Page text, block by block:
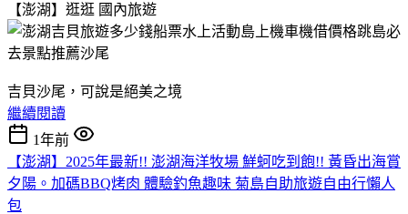
【澎湖】逛逛 國內旅遊
吉貝沙尾，可說是絕美之境
繼續閱讀
1年前
【澎湖】2025年最新!! 澎湖海洋牧場 鮮蚵吃到飽!! 黃昏出海賞
夕陽。加碼BBQ烤肉 體驗釣魚趣味 菊島自助旅遊自由行懶人
包